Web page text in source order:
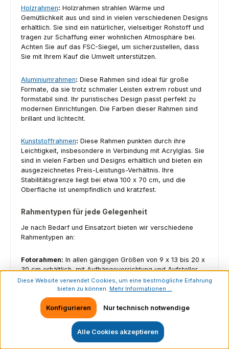
Holzrahmen: Holzrahmen strahlen Wärme und
Gemütlichkeit aus und sind in vielen verschiedenen Designs
erhältlich. Sie sind ein natürlicher, vielseitiger Rohstoff und
tragen zur Schaffung einer wohnlichen Atmosphäre bei.
Achten Sie auf das FSC-Siegel, um sicherzustellen, dass
Sie mit Ihrem Kauf die Umwelt unterstützen.
Aluminiumrahmen: Diese Rahmen sind ideal für große
Formate, da sie trotz schmaler Leisten extrem robust und
formstabil sind. Ihr puristisches Design passt perfekt zu
modernen Einrichtungen. Die Farben dieser Rahmen sind
brillant und lichtecht.
Kunststoffrahmen: Diese Rahmen punkten durch ihre
Leichtigkeit, insbesondere in Verbindung mit Acrylglas. Sie
sind in vielen Farben und Designs erhältlich und bieten ein
ausgezeichnetes Preis-Leistungs-Verhältnis. Ihre
Stabilitätsgrenze liegt bei etwa 100 x 70 cm, und die
Oberfläche ist unempfindlich und kratzfest.
Rahmentypen für jede Gelegenheit
Je nach Bedarf und Einsatzort bieten wir verschiedene
Rahmentypen an:
Fotorahmen: In allen gängigen Größen von 9 x 13 bis 20 x
30 cm erhältlich, mit Aufhängevorrichtung und Aufsteller.
Portraitrahmen: Diese kleineren Fotorahmen sind oft
kunstvoller gestaltet und perfekt für die Dekoration von
Kommoden, Regalen oder Schreibtischen.
Galerie- und Collagerahmen: Mehrere Passepartout-
Ausschnitte oder zusammengefügte Bilderrahmen, die sich
Diese Website verwendet Cookies, um eine bestmögliche Erfahrung
bieten zu können. Mehr Informationen ...
Nur technisch notwendige
Konfigurieren
Alle Cookies akzeptieren